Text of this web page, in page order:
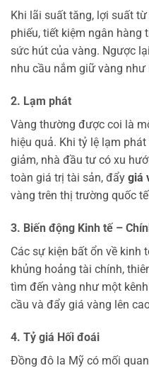
Khi lãi suất tăng, lợi suất
phiếu, tiết kiệm ngân hàng
sức hút của vàng. Ngược
nhu cầu nắm giữ vàng
2. Lạm phát
Vàng thường được coi là
hiệu quả. Khi tỷ lệ lạm
giảm, nhà đầu tư có xu
toàn giá trị tài sản, đẩy giá
vàng trên thị trường quốc
3. Biến động Kinh tế –
Các sự kiện bất ổn về kinh
khủng hoảng tài chính,
tìm đến vàng như một
cầu và đẩy giá vàng lên
4. Tỷ giá Hối đoái
Đồng đô la Mỹ có mối